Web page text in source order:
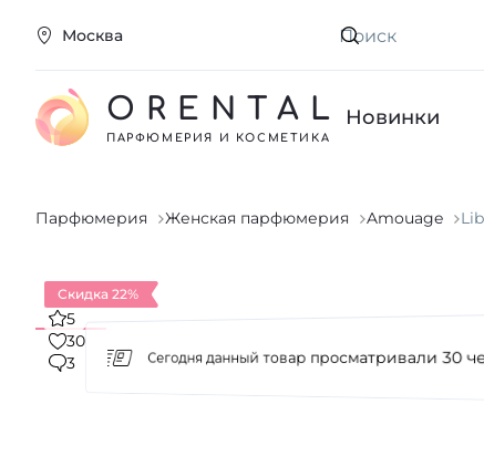
Москва Искать
ORENTAL
ПАРФЮМЕРИЯ И КОСМЕТИКА
Новинки
Парфюмерия Женская парфюмерия Amouage
Скидка 22%
5
30
3